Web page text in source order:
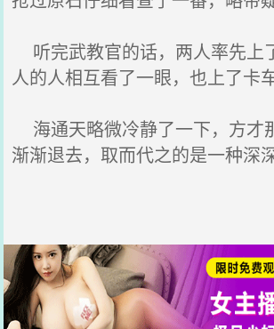
听完武教官的话，两人率先上
人的人相互看了一眼，也上了卡车
海通天略微冷静了一下，方才
渐渐退去，取而代之的是一种深